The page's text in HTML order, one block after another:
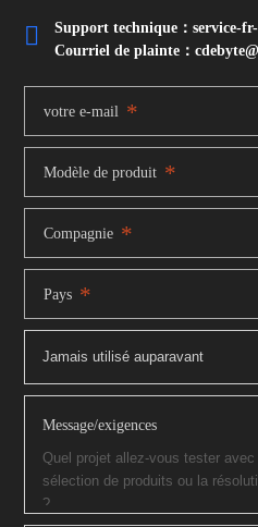

Support technique：service-
Courriel de plainte：cdebyte
votre e-mail *
Modèle de produit *
Compagnie *
Pays *
Message/exigences